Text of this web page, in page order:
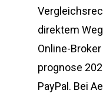
direktem
Online-
prognose
PayPal. Bei